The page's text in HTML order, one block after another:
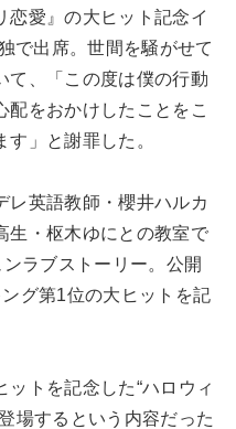
恋愛』の大ヒット記念イ
で出席。世間を騒がせて
て、「この度は僕の行動
配をおかけしたことをこ
」と謝罪した。
レ英語教師・櫻井ハルカ
生・枢木ゆにとの教室で
ラブストーリー。公開
グ第1位の大ヒットを記
トを記念した“ハロウィ
場するという内容だった